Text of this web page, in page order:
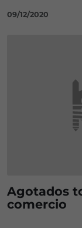
09/12/2020
Agotados
comercio